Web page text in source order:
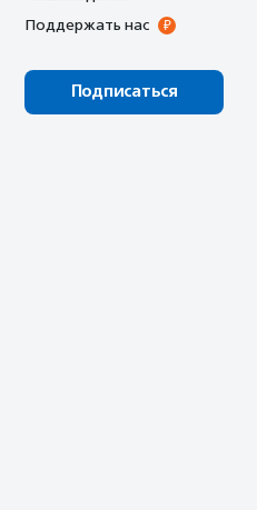
Поддержать нас
Подписаться